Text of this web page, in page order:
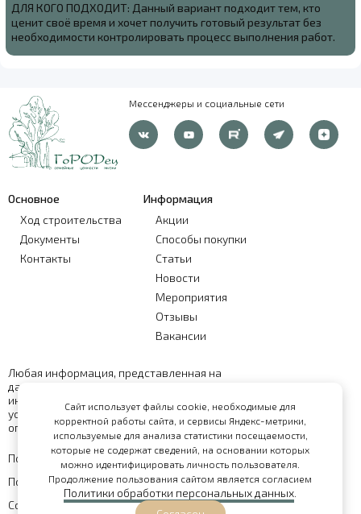
ДЛЯ КОГО ПОДХОДИТ: Данный вариант подходит тем, кто
ценит своё время и хочет получить готовый результат без
необходимости контролировать процесс выполнения работ.
Мессенджеры и социальные сети
Основное
Ход строительства
Документы
Контакты
Информация
Акции
Способы покупки
Статьи
Новости
Мероприятия
Отзывы
Вакансии
Любая информация, представленная на
данном сайте, носит исключительно
информационный характер и ни при каких
условиях не является публичной офертой,
определяемой положениями статьи 437 ГК РФ
Политика обработки персональных данных
Политика конфиденциальности
Согласие на обработку персональных данных
Сайт использует файлы cookie, необходимые для
корректной работы сайта, и сервисы Яндекс-метрики,
используемые для анализа статистики посещаемости,
которые не содержат сведений, на основании которых
можно идентифицировать личность пользователя.
Продолжение пользования сайтом является согласием
Политики обработки персональных данных